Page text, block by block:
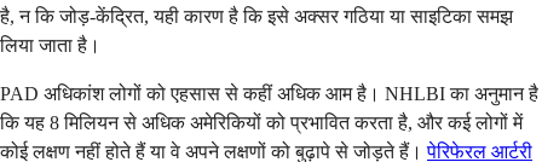
है, न कि जोड़-केंद्रित, यही कारण है कि इसे अक्सर गठिया या साइटिका समझ
लिया जाता है।
PAD अधिकांश लोगों को एहसास से कहीं अधिक आम है। NHLBI का अनुमान है
कि यह 8 मिलियन से अधिक अमेरिकियों को प्रभावित करता है, और कई लोगों में
कोई लक्षण नहीं होते हैं या वे अपने लक्षणों को बुढ़ापे से जोड़ते हैं।पेरिफेरल आर्टरी